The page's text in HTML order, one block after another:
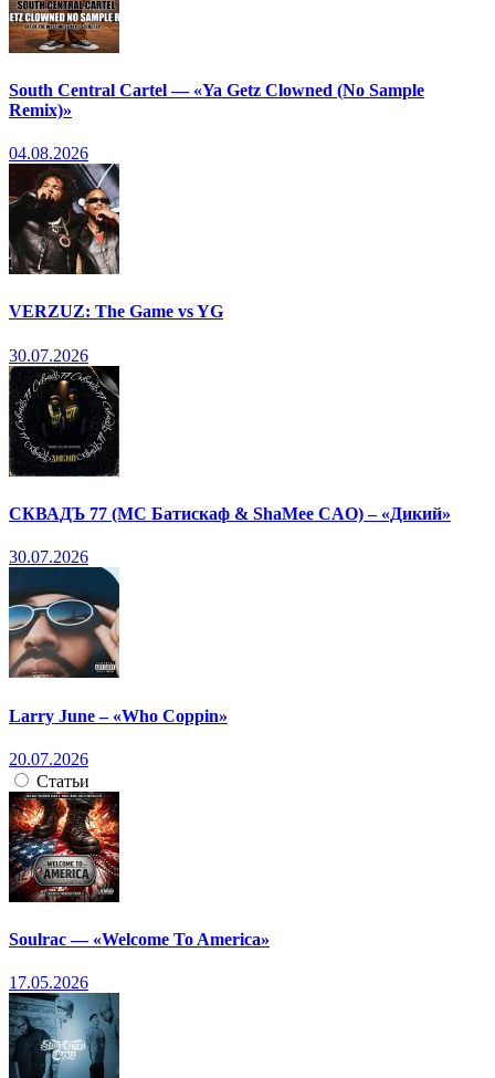
South Central Cartel — «Ya Getz Clowned (No Sample
Remix)»
04.08.2026
VERZUZ: The Game vs YG
30.07.2026
СКВАДЪ 77 (МС Батискаф & ShaMee CAO) – «Дикий»
30.07.2026
Larry June – «Who Coppin»
20.07.2026
Статьи
Soulrac — «Welcome To America»
17.05.2026